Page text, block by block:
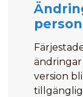
version